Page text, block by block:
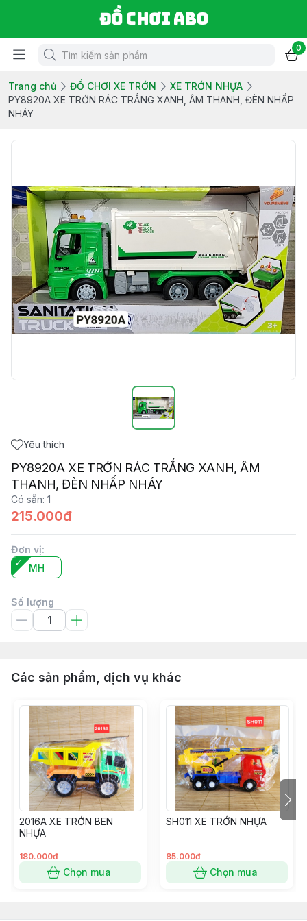
Đồ chơi ABO
0
Trang chủ ĐỒ CHƠI XE TRỚN
XE TRỚN NHỰA
PY8920A XE TRỚN RÁC TRẮNG XANH, ÂM THANH, ĐÈN NHẤP
NHÁY
Yêu thích
PY8920A XE TRỚN RÁC TRẮNG XANH, ÂM
THANH, ĐÈN NHẤP NHÁY
Có sẵn: 1
215.000đ
Đơn vị:
MH
Số lượng
Các sản phẩm, dịch vụ khác
2016A XE TRỚN BEN
NHỰA
180.000đ
Chọn mua
SH011 XE TRỚN NHỰA
85.000đ
Chọn mua